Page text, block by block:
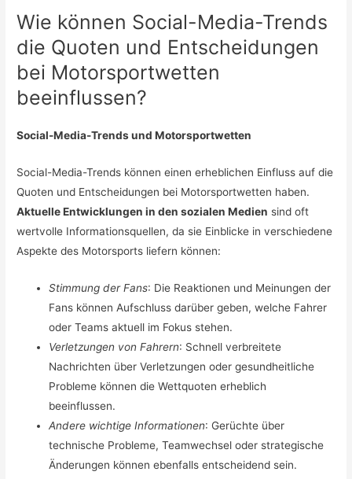
Wie können Social-Media-Trends
die Quoten und Entscheidungen
bei Motorsportwetten
beeinflussen?
Social-Media-Trends und Motorsportwetten
Social-Media-Trends können einen erheblichen Einfluss auf die
Quoten und Entscheidungen bei Motorsportwetten haben.
Aktuelle Entwicklungen in den sozialen Medien sind oft
wertvolle Informationsquellen, da sie Einblicke in verschiedene
Aspekte des Motorsports liefern können:
Stimmung der Fans: Die Reaktionen und Meinungen der
Fans können Aufschluss darüber geben, welche Fahrer
oder Teams aktuell im Fokus stehen.
Verletzungen von Fahrern: Schnell verbreitete
Nachrichten über Verletzungen oder gesundheitliche
Probleme können die Wettquoten erheblich
beeinflussen.
Andere wichtige Informationen: Gerüchte über
technische Probleme, Teamwechsel oder strategische
Änderungen können ebenfalls entscheidend sein.